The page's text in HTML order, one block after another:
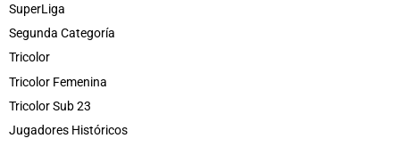
SuperLiga
Segunda Categoría
Tricolor
Tricolor Femenina
Tricolor Sub 23
Jugadores Históricos